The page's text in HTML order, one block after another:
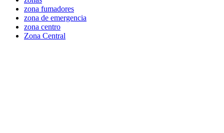
zona fumadores
zona de emergencia
zona centro
Zona Central